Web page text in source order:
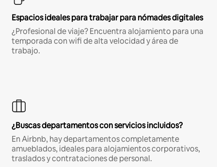
Espacios ideales para trabajar para nómades digitales
¿Profesional de viaje? Encuentra alojamiento para una
temporada con wifi de alta velocidad y área de
trabajo.
¿Buscas departamentos con servicios incluidos?
En Airbnb, hay departamentos completamente
amueblados, ideales para alojamientos corporativos,
traslados y contrataciones de personal.